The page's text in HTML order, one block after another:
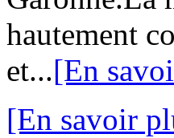
hautement
et...[En
[En savoir